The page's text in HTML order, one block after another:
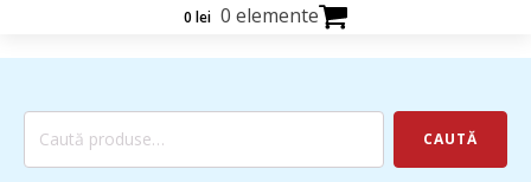
0 lei 0 elemente
Caută
CAUTĂ